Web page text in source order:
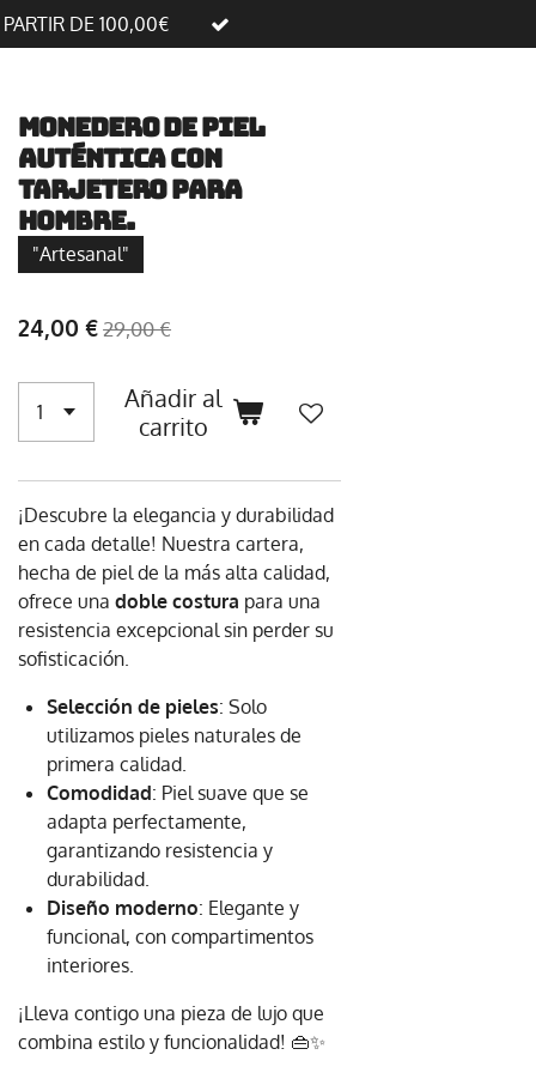
DE 100,00€
Monedero de piel
auténtica con
tarjetero para
hombre.
"Artesanal"
24,00 €29,00 €
Añadir al
carrito
¡Descubre la elegancia y durabilidad
en cada detalle! Nuestra cartera,
hecha de piel de la más alta calidad,
ofrece una doble costura para una
resistencia excepcional sin perder su
sofisticación.
Selección de pieles: Solo
utilizamos pieles naturales de
primera calidad.
Comodidad: Piel suave que se
adapta perfectamente,
garantizando resistencia y
durabilidad.
Diseño moderno: Elegante y
funcional, con compartimentos
interiores.
¡Lleva contigo una pieza de lujo que
combina estilo y funcionalidad! 👜✨